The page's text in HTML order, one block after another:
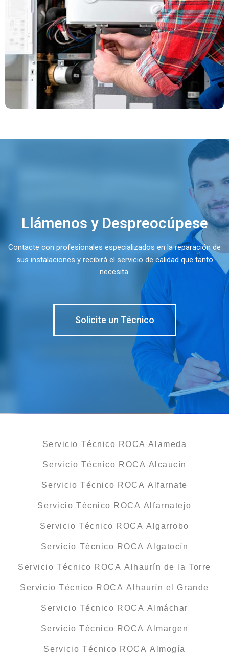
Llámenos y Despreocúpese
Contacte con profesionales especializados en la reparación de
sus instalaciones y recibirá el servicio de calidad que tanto
necesita.
Solicite un Técnico
Servicio Técnico ROCA Alameda
Servicio Técnico ROCA Alcaucín
Servicio Técnico ROCA Alfarnate
Servicio Técnico ROCA Alfarnatejo
Servicio Técnico ROCA Algarrobo
Servicio Técnico ROCA Algatocín
Servicio Técnico ROCA Alhaurín de la Torre
Servicio Técnico ROCA Alhaurín el Grande
Servicio Técnico ROCA Almáchar
Servicio Técnico ROCA Almargen
Servicio Técnico ROCA Almogía